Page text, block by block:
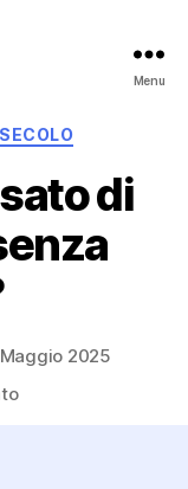
Menu
di
2025